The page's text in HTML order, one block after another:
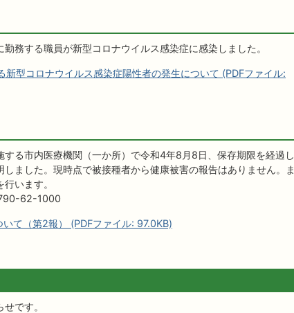
務する職員が新型コロナウイルス感染症に感染しました。
新型コロナウイルス感染症陽性者の発生について (PDFファイル:
る市内医療機関（一か所）で令和4年8月8日、保存期限を経過し
ました。現時点で被接種者から健康被害の報告はありません。ま
います。
62-1000
て（第2報） (PDFファイル: 97.0KB)
です。